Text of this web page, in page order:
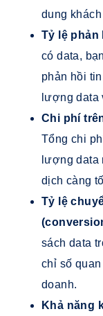
dung
Tỷ lệ phản
có data,
phản hồi
lượng data
Chi phí
Tổng chi
lượng data
dịch càng
Tỷ lệ
sách data
chỉ số
doanh.
Khả năng